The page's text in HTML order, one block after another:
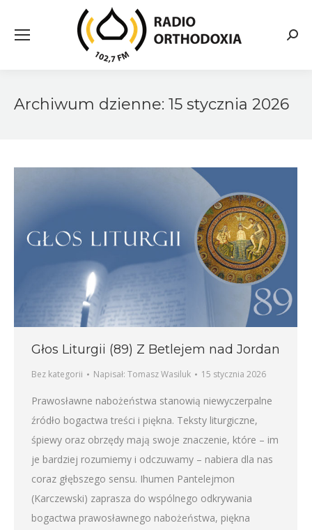
Archiwum dzienne: 15 stycznia 2026
Głos Liturgii (89) Z Betlejem nad Jordan
Bez kategorii Napisał: Tomasz Wasiluk 15 stycznia 2026
Prawosławne nabożeństwa stanowią niewyczerpalne
źródło bogactwa treści i piękna. Teksty liturgiczne,
śpiewy oraz obrzędy mają swoje znaczenie, które – im
je bardziej rozumiemy i odczuwamy – nabiera dla nas
coraz głębszego sensu. Ihumen Pantelejmon
(Karczewski) zaprasza do wspólnego odkrywania
bogactwa prawosławnego nabożeństwa, piękna